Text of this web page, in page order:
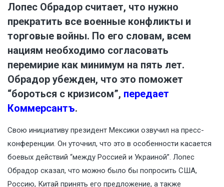
Лопес Обрадор считает, что нужно
прекратить все военные конфликты и
торговые войны. По его словам, всем
нациям необходимо согласовать
перемирие как минимум на пять лет.
Обрадор убежден, что это поможет
“бороться с кризисом”, передает
Коммерсантъ.
Свою инициативу президент Мексики озвучил на пресс-
конференции. Он уточнил, что это в особенности касается
боевых действий “между Россией и Украиной”. Лопес
Обрадор сказал, что можно было бы попросить США,
Россию, Китай принять его предложение, а также